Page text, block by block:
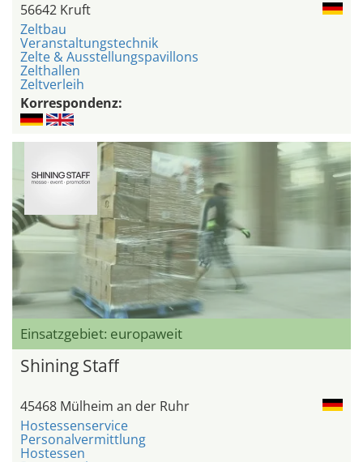
56642 Kruft
Zeltbau
Veranstaltungstechnik
Zelte & Ausstellungspavillons
Zelthallen
Zeltverleih
Korrespondenz:
Einsatzgebiet: europaweit
Shining Staff
45468 Mülheim an der Ruhr
Hostessenservice
Personalvermittlung
Hostessen